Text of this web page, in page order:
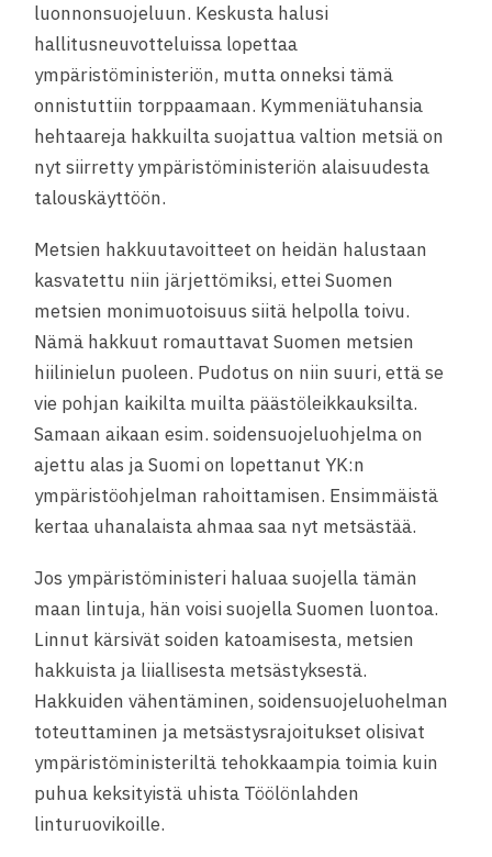
luonnonsuojeluun. Keskusta halusi
hallitusneuvotteluissa lopettaa
ympäristöministeriön, mutta onneksi tämä
onnistuttiin torppaamaan. Kymmeniätuhansia
hehtaareja hakkuilta suojattua valtion metsiä on
nyt siirretty ympäristöministeriön alaisuudesta
talouskäyttöön.
Metsien hakkuutavoitteet on heidän halustaan
kasvatettu niin järjettömiksi, ettei Suomen
metsien monimuotoisuus siitä helpolla toivu.
Nämä hakkuut romauttavat Suomen metsien
hiilinielun puoleen. Pudotus on niin suuri, että se
vie pohjan kaikilta muilta päästöleikkauksilta.
Samaan aikaan esim. soidensuojeluohjelma on
ajettu alas ja Suomi on lopettanut YK:n
ympäristöohjelman rahoittamisen. Ensimmäistä
kertaa uhanalaista ahmaa saa nyt metsästää.
Jos ympäristöministeri haluaa suojella tämän
maan lintuja, hän voisi suojella Suomen luontoa.
Linnut kärsivät soiden katoamisesta, metsien
hakkuista ja liiallisesta metsästyksestä.
Hakkuiden vähentäminen, soidensuojeluohelman
toteuttaminen ja metsästysrajoitukset olisivat
ympäristöministeriltä tehokkaampia toimia kuin
puhua keksityistä uhista Töölönlahden
linturuovikoille.